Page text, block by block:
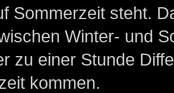
Sommerzeit steht.
Winter- und
zu einer Stunde
kommen.